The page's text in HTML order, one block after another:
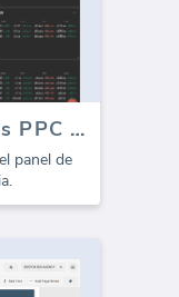
Plantilla de Google Ads PPC - Audiencia
panel de